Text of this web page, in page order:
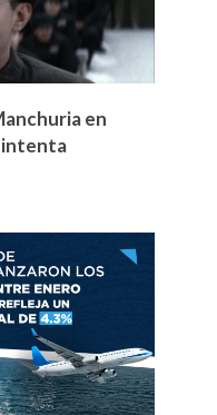
en
intenta